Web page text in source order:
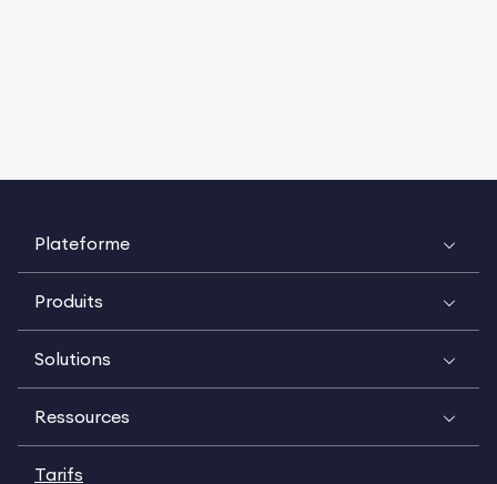
Plateforme
Produits
Solutions
Ressources
Tarifs